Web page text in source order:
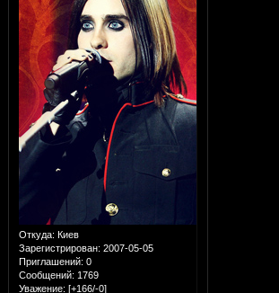
Откуда: Киев
Зарегистрирован: 2007-05-05
Приглашений: 0
Сообщений: 1769
Уважение: [+166/-0]